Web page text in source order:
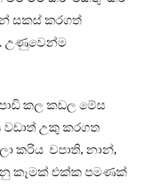
සකස් කරගත්
උණුවෙන්ම
කල කඩල මේස
උකු කරගත
කරිය චපාති, නාන්,
කෑමක් එක්ක පමණක්